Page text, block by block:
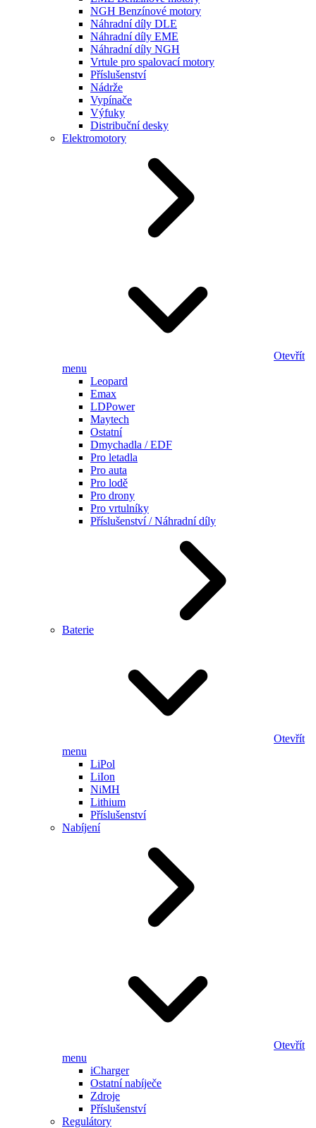
NGH Benzínové motory
Náhradní díly DLE
Náhradní díly EME
Náhradní díly NGH
Vrtule pro spalovací motory
Příslušenství
Nádrže
Vypínače
Výfuky
Distribuční desky
Elektromotory
Otevřít
menu
Leopard
Emax
LDPower
Maytech
Ostatní
Dmychadla / EDF
Pro letadla
Pro auta
Pro lodě
Pro drony
Pro vrtulníky
Příslušenství / Náhradní díly
Baterie
Otevřít
menu
LiPol
LiIon
NiMH
Lithium
Příslušenství
Nabíjení
Otevřít
menu
iCharger
Ostatní nabíječe
Zdroje
Příslušenství
Regulátory